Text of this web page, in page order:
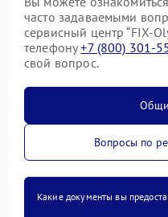
часто задаваемыми
сервисный центр “FIX-
телефону+7 (800) 301-
свой вопрос.
Вопросы по
Какие документы вы